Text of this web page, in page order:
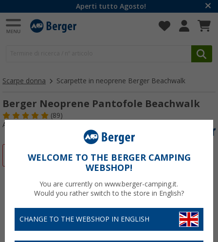
Aperti tutto Agosto!
Scarpe donna Scarpette in neoprene Berger Beachwalk
Berger Neoprene Pantofole Beachwalk
(89)
Articolo n: 86962028
-89%WELCOME TO THE BERGER CAMPING
WEBSHOP!
You are currently on www.berger-camping.it.
Would you rather switch to the store in English?
CHANGE TO THE WEBSHOP IN ENGLISH